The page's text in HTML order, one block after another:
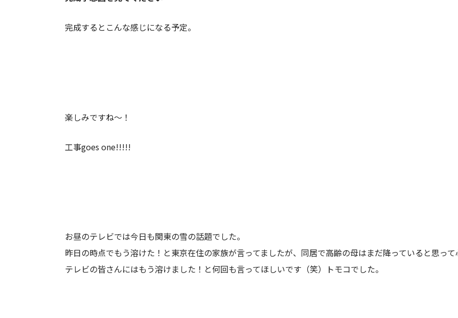
完成するとこんな感じになる予定。
楽しみですね～！
工事goes one!!!!!
お昼のテレビでは今日も関東の雪の話題でした。
昨日の時点でもう溶けた！と東京在住の家族が言ってましたが、同居で高齢の母はまだ降っていると思って
テレビの皆さんにはもう溶けました！と何回も言ってほしいです（笑）トモコでした。